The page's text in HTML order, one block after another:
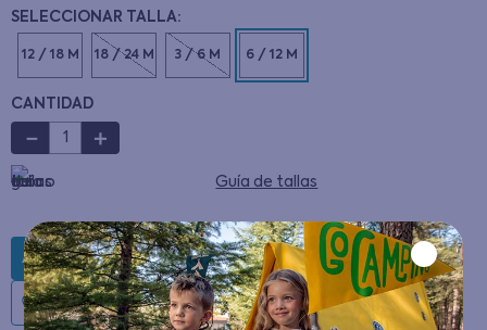
12 / 18 M 18 / 24 M 3 / 6 M 6 / 12 M
CANTIDAD
＋
－
Guía de tallas
AGREGAR AL CARRITO